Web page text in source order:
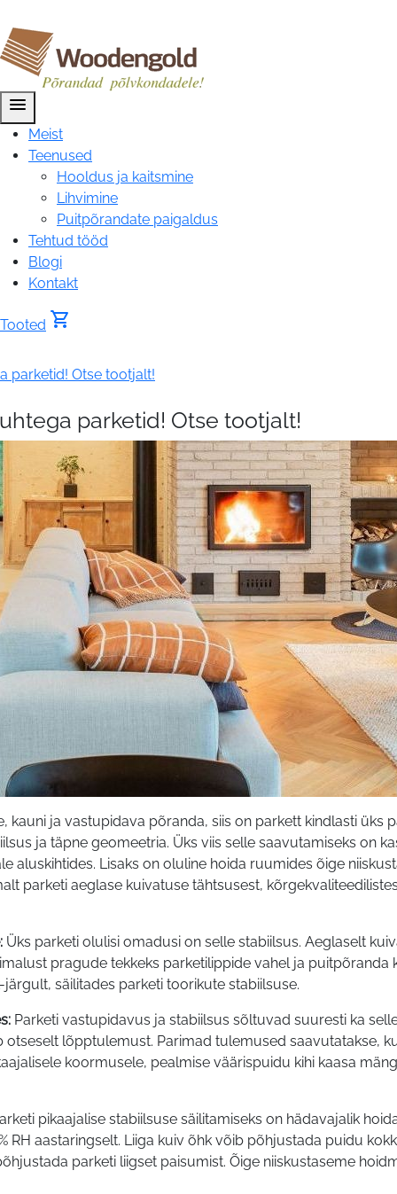
menu
Meist
Teenused
Hooldus ja kaitsmine
Lihvimine
Puitpõrandate paigaldus
Tehtud tööd
Blogi
Kontakt
Tooted shopping_cart
hinna
ja
kvaliteedisuhtega
parketid!
Otse
tootjalt!
-
SAARE
PÕRAND
OÜ
parketid! Otse tootjalt!
parketid! Otse tootjalt!
kauni ja vastupidava põranda, siis on parkett kindlasti üks
ja täpne geomeetria. Üks viis selle saavutamiseks on
aluskihtides. Lisaks on oluline hoida ruumides õige
parketi aeglase kuivatuse tähtsusest,
Üks parketi olulisi omadusi on selle stabiilsus. Aeglaselt
pragude tekkeks parketilippide vahel ja puitpõranda
säilitades parketi toorikute stabiilsuse.
Parketi vastupidavus ja stabiilsus sõltuvad suuresti ka
lõpptulemust. Parimad tulemused saavutatakse,
koormusele, pealmise väärispuidu kihi kaasa
pikaajalise stabiilsuse säilitamiseks on hädavajalik
RH aastaringselt. Liiga kuiv õhk võib põhjustada puidu
parketi liigset paisumist. Õige niiskustaseme